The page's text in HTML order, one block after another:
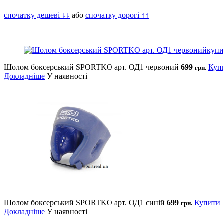
спочатку дешеві ↓↓ або спочатку дорогі ↑↑
Шолом боксерський SPORTKO арт. ОД1 червоний 699 грн.
Докладніше У наявності
Шолом боксерський SPORTKO арт. ОД1 синій 699 грн. Купити
Докладніше У наявності